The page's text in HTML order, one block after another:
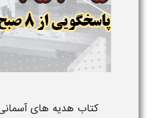
کتاب هدیه های